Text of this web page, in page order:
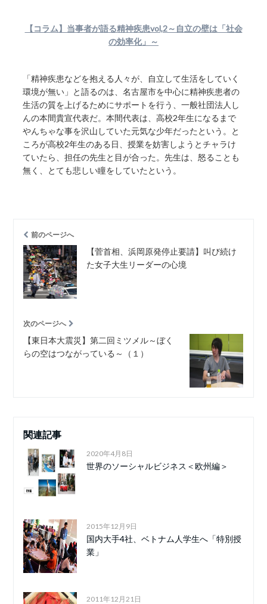
【コラム】当事者が語る精神疾患vol,2～自立の壁は「社会
の効率化」～
「精神疾患などを抱える人々が、自立して生活をしていく
環境が無い」と語るのは、名古屋市を中心に精神疾患者の
生活の質を上げるためにサポートを行う、一般社団法人し
んの本間貴宣代表だ。本間代表は、高校2年生になるまで
やんちゃな事を沢山していた元気な少年だったという。と
ころが高校2年生のある日、授業を妨害しようとチャラけ
ていたら、担任の先生と目が合った。先生は、怒ることも
無く、とても悲しい瞳をしていたという。
前のページへ
【菅首相、浜岡原発停止要請】叫び続け
た女子大生リーダーの心境
次のページへ
【東日本大震災】第二回ミツメル～ぼく
らの空はつながっている～（１）
関連記事
2020年4月8日
世界のソーシャルビジネス＜欧州編＞
2015年12月9日
国内大手4社、ベトナム人学生へ「特別授
業」
2011年12月21日